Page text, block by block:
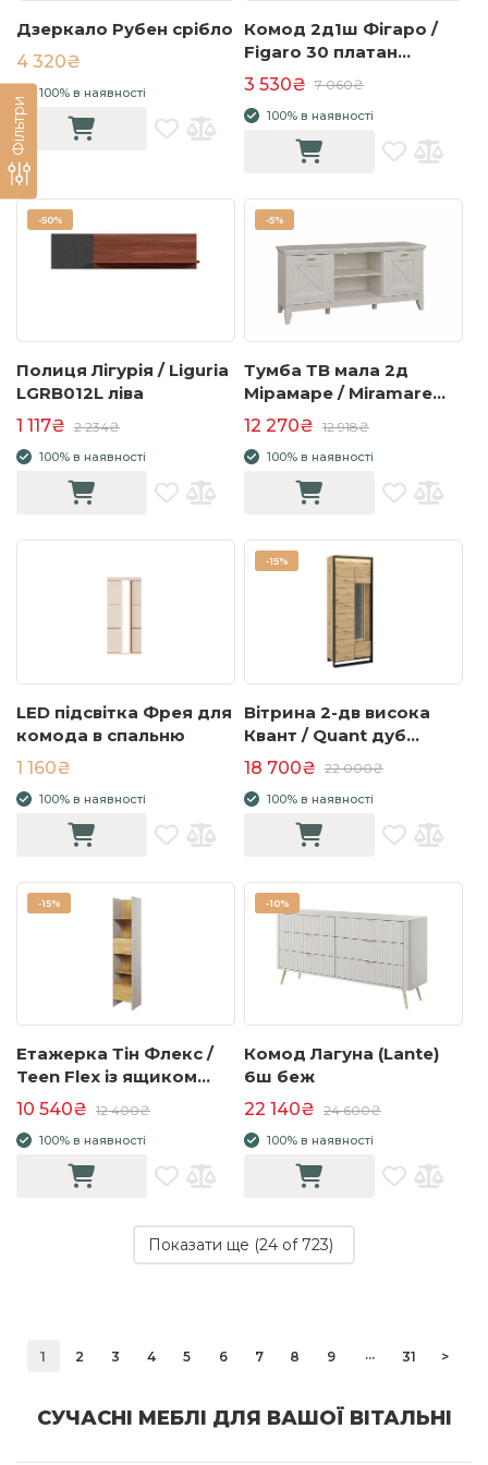
Фільтри
Дзеркало Рубен срібло
4 320₴
100% в наявності
Комод 2д1ш Фігаро /
Figaro 30 платан
монако/маккіато латте
3 530₴ 7 060₴
100% в наявності
-50%
Полиця Лігурія / Liguria
LGRB012L ліва
1 117₴ 2 234₴
100% в наявності
-5%
Тумба ТВ мала 2д
Мірамаре / Miramare
MMRT233 сосна біла
12 270₴ 12 918₴
100% в наявності
LED підсвітка Фрея для
комода в спальню
1 160₴
100% в наявності
-15%
Вітрина 2-дв висока
Квант / Quant дуб
артизан/чорний з
підсвіткою QA-03
18 700₴ 22 000₴
100% в наявності
-15%
Етажерка Тін Флекс /
Teen Flex із ящиком
сірий/гікорі TF-02
10 540₴ 12 400₴
100% в наявності
-10%
Комод Лагуна (Lante)
6ш беж
22 140₴ 24 600₴
100% в наявності
Показати ще (24of 723)
1 2 3 4 5 6 7 8 9 ... 31 >
СУЧАСНІ МЕБЛІ ДЛЯ ВАШОЇ ВІТАЛЬНІ